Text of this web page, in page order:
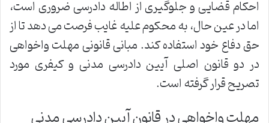
احکام قضایی و جلوگیری از اطاله دادرسی ضروری است،
اما در عین حال، به محکوم علیه غایب فرصت می دهد تا از
حق دفاع خود استفاده کند. مبانی قانونی مهلت واخواهی
در دو قانون اصلی آیین دادرسی مدنی و کیفری مورد
تصریح قرار گرفته است.